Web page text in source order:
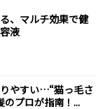
、マルチ効果で健
液
やすい…“猫っ毛さ
プロが指南！...